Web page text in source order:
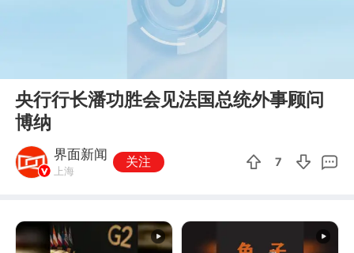
央行行长潘功胜会见法国总统外事顾问
博纳
界面新闻
上海
关注 7